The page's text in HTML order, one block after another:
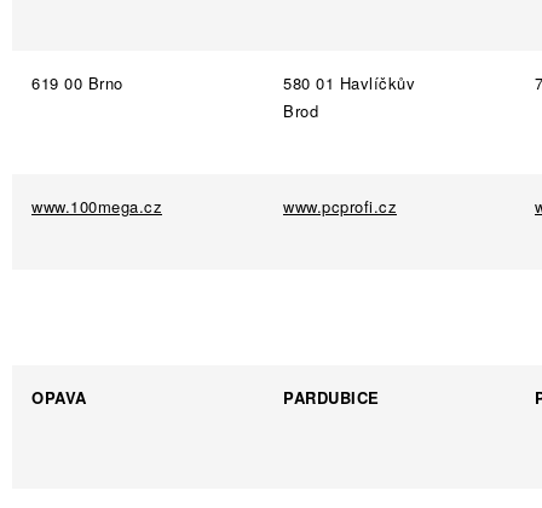
619 00 Brno
580 01 Havlíčkův
Brod
www.100mega.cz www.pcprofi.cz
OPAVA PARDUBICE